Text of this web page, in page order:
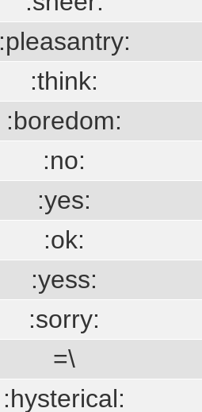
:pleasantry:
:think:
:boredom:
:no:
:yes:
:ok:
:yess:
:sorry:
=\
:hysterical: